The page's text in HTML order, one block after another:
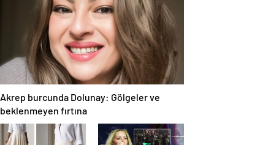
Akrep burcunda Dolunay: Gölgeler ve
beklenmeyen fırtına